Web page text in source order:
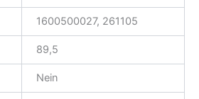
1600500027, 261105
89,5
Nein